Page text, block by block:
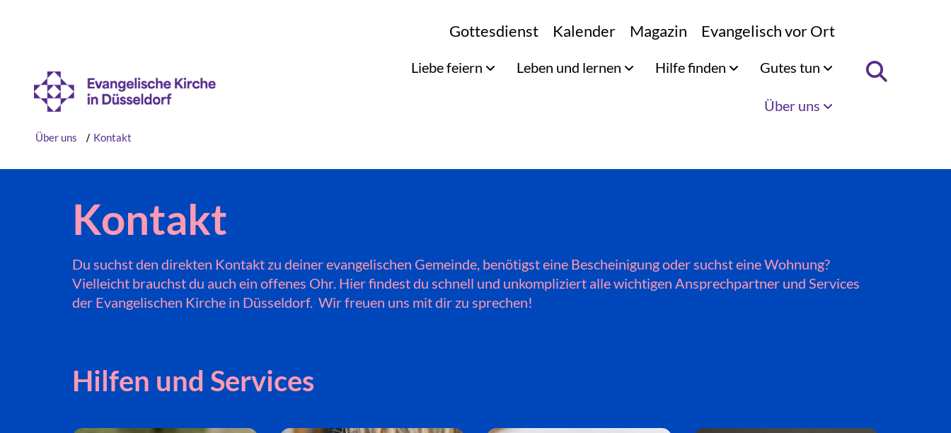
Gottesdienst Kalender Magazin Evangelisch vor Ort
Liebe feiern Leben und lernen Hilfe finden Gutes tun
Über uns
Über uns / Kontakt
Kontakt
Du suchst den direkten Kontakt zu deiner evangelischen Gemeinde, benötigst eine Bescheinigung oder suchst eine Wohnung?
Vielleicht brauchst du auch ein offenes Ohr. Hier findest du schnell und unkompliziert alle wichtigen Ansprechpartner und Services
der Evangelischen Kirche in Düsseldorf. Wir freuen uns mit dir zu sprechen!
Hilfen und Services